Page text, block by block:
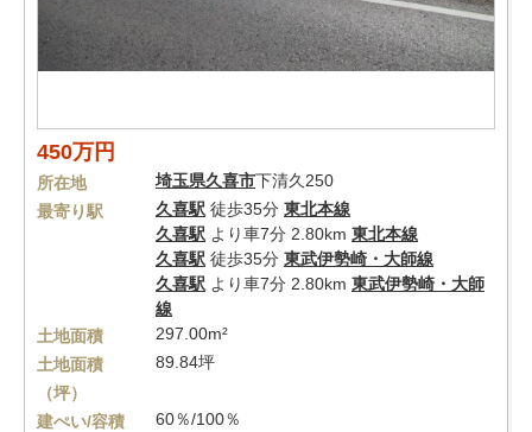
450万円
所在地 埼玉県久喜市下清久250
最寄り駅
久喜駅 徒歩35分 東北本線
久喜駅 より車7分 2.80km 東北本線
久喜駅 徒歩35分 東武伊勢崎・大師線
久喜駅 より車7分 2.80km 東武伊勢崎・大師
線
土地面積
297.00m²
土地面積
（坪）
89.84坪
建ぺい/容積
60％/100％